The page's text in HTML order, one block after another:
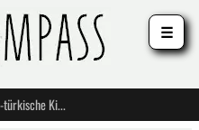
Uraufführung: Deutsch-türkische Kinderoper »Die Bremer Stadtmusikanten | Bremen Mızıkacıları« von Attila Kadri Şendil - Komische Oper Berlin
☰